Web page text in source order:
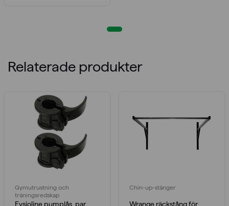
Relaterade produkter
Gymutrustning och
träningsredskap
Fysioline pumplås, par
Chin-up-stänger
Wrange räckstång för